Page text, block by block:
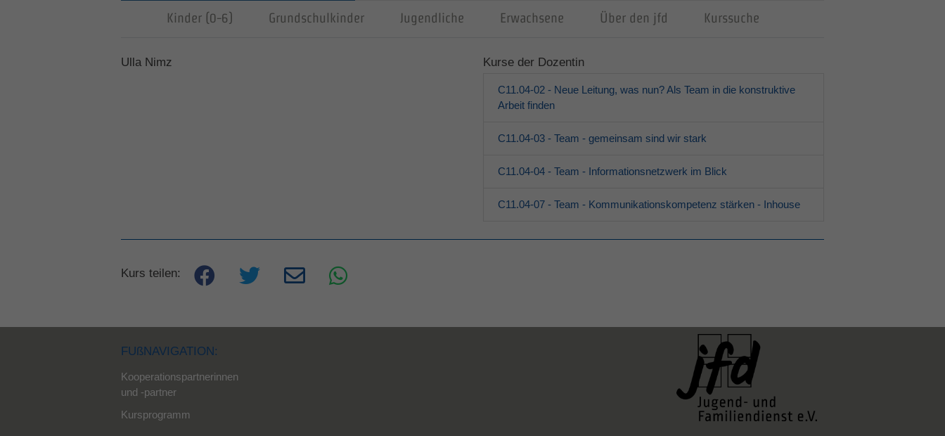
Kinder (0-6) Grundschulkinder Jugendliche Erwachsene Über den jfd Kurssuche
Ulla Nimz Kurse der Dozentin
C11.04-02 - Neue Leitung, was nun? Als Team in die konstruktive
Arbeit finden
C11.04-03 - Team - gemeinsam sind wir stark
C11.04-04 - Team - Informationsnetzwerk im Blick
C11.04-07 - Team - Kommunikationskompetenz stärken - Inhouse
Kurs teilen:
FUßNAVIGATION:
Kooperationspartnerinnen
und -partner
Kursprogramm